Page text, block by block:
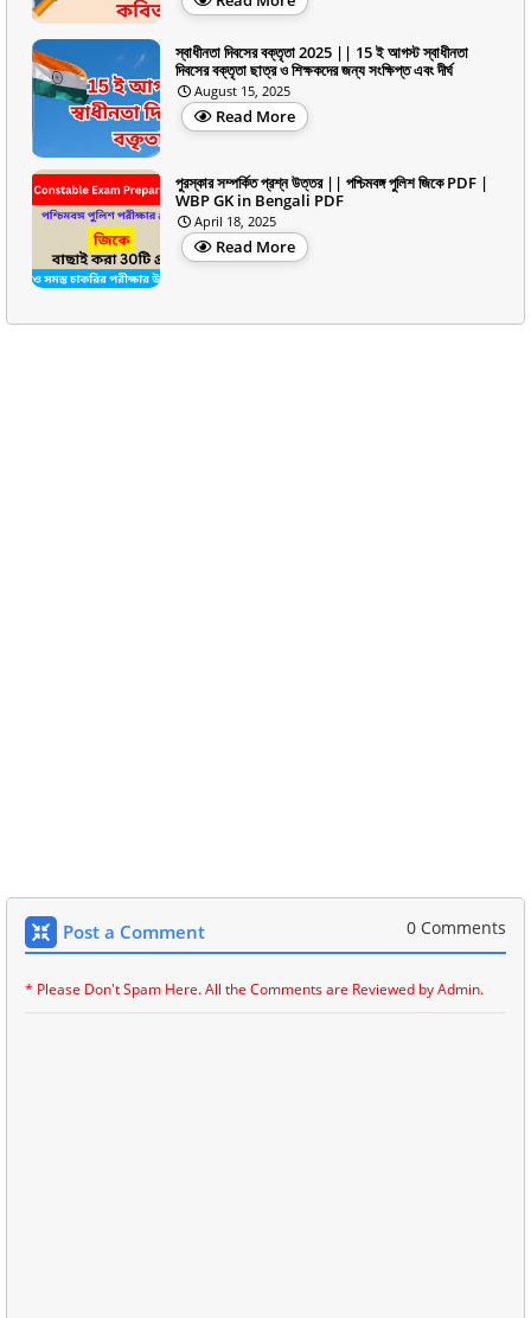
স্বাধীনতা দিবসের বক্তৃতা 2025 || 15 ই আগস্ট স্বাধীনতা
দিবসের বক্তৃতা ছাত্র ও শিক্ষকদের জন্য সংক্ষিপ্ত এবং দীর্ঘ
August 15, 2025
Read More
পুরস্কার সম্পর্কিত প্রশ্ন উত্তর || পশ্চিমবঙ্গ পুলিশ জিকে PDF |
WBP GK in Bengali PDF
April 18, 2025
Read More
Post a Comment 0 Comments
* Please Don't Spam Here. All the Comments are Reviewed by Admin.